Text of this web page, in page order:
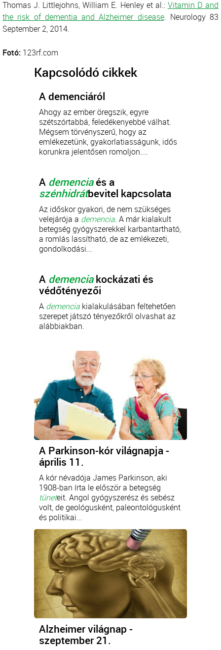
Thomas J. Littlejohns, William E. Henley et al.: Vitamin D and
the risk of dementia and Alzheimer disease. Neurology 83
September 2, 2014.
Fotó: 123rf.com
Kapcsolódó cikkek
A demenciáról
Ahogy az ember öregszik, egyre
szétszórtabbá, feledékenyebbé válhat.
Mégsem törvényszerű, hogy az
emlékezetünk, gyakorlatiasságunk, idős
korunkra jelentősen romoljon....
A demenciaés a
szénhidrátbevitel kapcsolata
Az időskor gyakori, de nem szükséges
velejárója a demencia. A már kialakult
betegség gyógyszerekkel karbantartható,
a romlás lassítható, de az emlékezeti,
gondolkodási...
A demenciakockázati és
védőtényezői
A demencia kialakulásában feltehetően
szerepet játszó tényezőkről olvashat az
alábbiakban.
A Parkinson-kór világnapja -
április 11.
A kór névadója James Parkinson, aki
1908-ban írta le először a betegség
tüneteit. Angol gyógyszerész és sebész
volt, de geológusként, paleontológusként
és politikai...
Alzheimer világnap -
szeptember 21.